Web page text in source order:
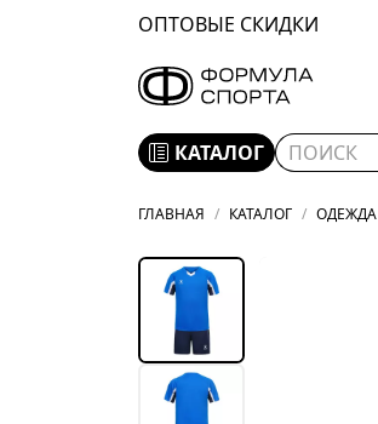
ОПТОВЫЕ СКИДКИ
КАТАЛОГ
ГЛАВНАЯ КАТАЛОГ ОДЕЖДА